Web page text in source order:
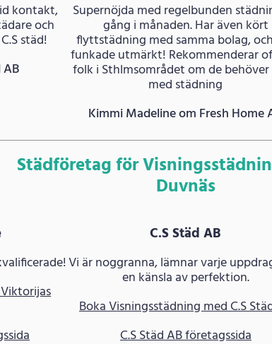
kontakt,
och
städ!
Supernöjda med regelbunden
gång i månaden. Har även kört
flyttstädning med samma bolag,
funkade utmärkt! Rekommenderar
folk i Sthlmsområdet om de
med städning
Kimmi Madeline om Fresh Home
Städföretag för
Duvnäs
C.S Städ AB
Vi är noggranna, lämnar varje
en känsla av perfektion.
Boka Visningsstädning med C.S
C.S Städ AB företagssida